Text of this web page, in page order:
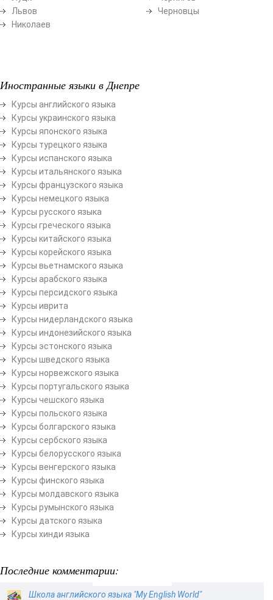
Львов
Николаев
Черновцы
Иностранные языки в Днепре
Курсы английского языка
Курсы украинского языка
Курсы японского языка
Курсы турецкого языка
Курсы испанского языка
Курсы итальянского языка
Курсы французского языка
Курсы немецкого языка
Курсы русского языка
Курсы греческого языка
Курсы китайского языка
Курсы корейского языка
Курсы вьетнамского языка
Курсы арабского языка
Курсы персидского языка
Курсы иврита
Курсы нидерландского языка
Курсы индонезийского языка
Курсы эстонского языка
Курсы шведского языка
Курсы норвежского языка
Курсы португальского языка
Курсы чешского языка
Курсы польского языка
Курсы болгарского языка
Курсы сербского языка
Курсы белорусского языка
Курсы венгерского языка
Курсы финского языка
Курсы молдавского языка
Курсы румынского языка
Курсы датского языка
Курсы хинди языка
Последние комментарии:
Школа английского языка "My English World"